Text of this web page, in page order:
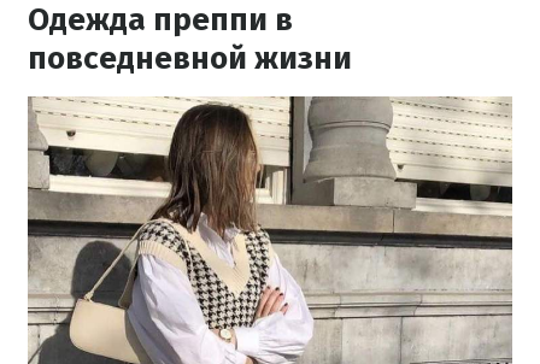
Одежда преппи в
повседневной жизни